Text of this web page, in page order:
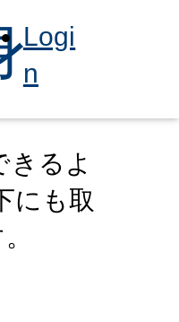
Logi
n
るよ
にも取